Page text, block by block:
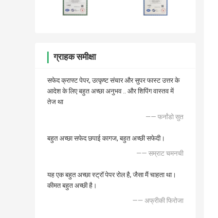
ग्राहक समीक्षा
सफेद क्राफ्ट पेपर, उत्कृष्ट संचार और सुपर फास्ट उत्तर के
आदेश के लिए बहुत अच्छा अनुभव .. और शिपिंग वास्तव में
तेज था
—— फर्नांडो सुत
बहुत अच्छा सफेद छपाई कागज, बहुत अच्छी सफेदी।
—— सम्राट चमनची
यह एक बहुत अच्छा स्ट्रॉ पेपर रोल है, जैसा मैं चाहता था।
कीमत बहुत अच्छी है।
—— अफ्रीकी फिरोजा